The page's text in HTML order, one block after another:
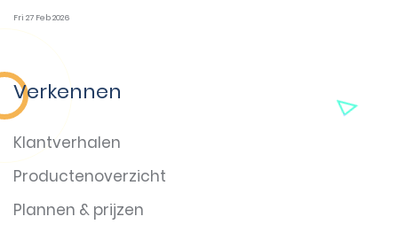
Fri 27 Feb 2026
Verkennen
Klantverhalen
Productenoverzicht
Plannen & prijzen